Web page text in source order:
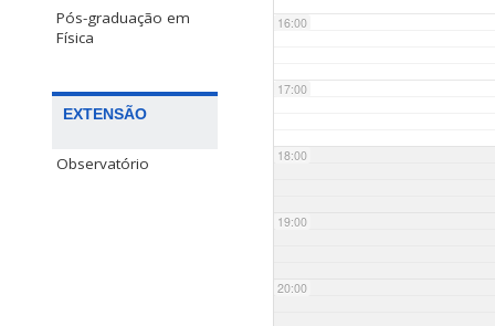
Pós-graduação em
Física
EXTENSÃO
Observatório
16:00
17:00
18:00
19:00
20:00